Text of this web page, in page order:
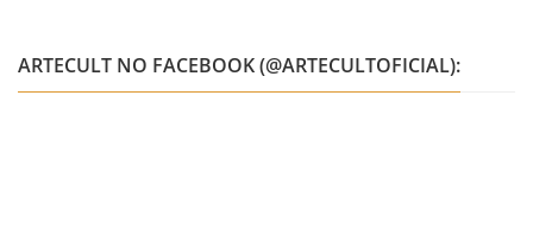
ARTECULT NO FACEBOOK (@ARTECULTOFICIAL):